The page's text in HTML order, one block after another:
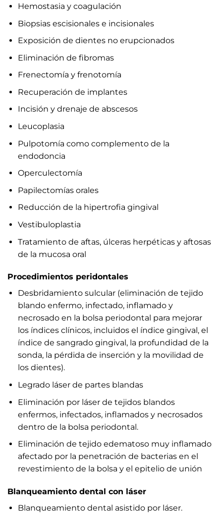
Hemostasia y coagulación
Biopsias escisionales e incisionales
Exposición de dientes no erupcionados
Eliminación de fibromas
Frenectomía y frenotomía
Recuperación de implantes
Incisión y drenaje de abscesos
Leucoplasia
Pulpotomía como complemento de la
endodoncia
Operculectomía
Papilectomías orales
Reducción de la hipertrofia gingival
Vestibuloplastia
Tratamiento de aftas, úlceras herpéticas y aftosas
de la mucosa oral
Procedimientos peridontales
Desbridamiento sulcular (eliminación de tejido
blando enfermo, infectado, inflamado y
necrosado en la bolsa periodontal para mejorar
los índices clínicos, incluidos el índice gingival, el
índice de sangrado gingival, la profundidad de la
sonda, la pérdida de inserción y la movilidad de
los dientes).
Legrado láser de partes blandas
Eliminación por láser de tejidos blandos
enfermos, infectados, inflamados y necrosados
dentro de la bolsa periodontal.
Eliminación de tejido edematoso muy inflamado
afectado por la penetración de bacterias en el
revestimiento de la bolsa y el epitelio de unión
Blanqueamiento dental con láser
Blanqueamiento dental asistido por láser.